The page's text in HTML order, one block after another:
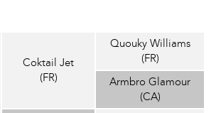
Coktail Jet
(FR)
Quouky Williams
(FR)
Armbro Glamour
(CA)